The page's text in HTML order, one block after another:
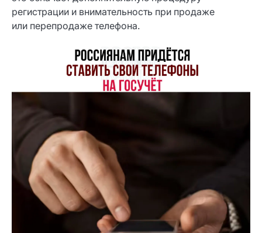
регистрации и внимательность при продаже
или перепродаже телефона.